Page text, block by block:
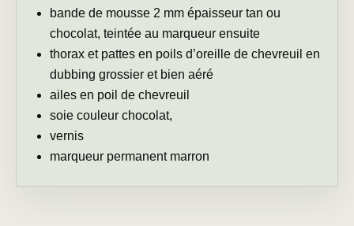
bande de mousse 2 mm épaisseur tan ou
chocolat, teintée au marqueur ensuite
thorax et pattes en poils d’oreille de chevreuil en
dubbing grossier et bien aéré
ailes en poil de chevreuil
soie couleur chocolat,
vernis
marqueur permanent marron